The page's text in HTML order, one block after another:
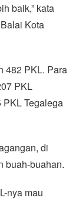
baik,” kata
Kota
482 PKL. Para
PKL
PKL Tegalega
di
buah-buahan.
nya mau